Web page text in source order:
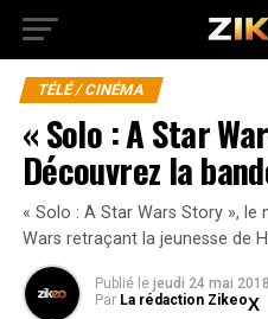
TÉLÉ / CINÉMA
« Solo : A Star
Découvrez la
« Solo : A Star Wars Story »,
Wars retraçant la jeunesse de
Publié le jeudi 24 mai 2018
Par La rédaction Zikeo